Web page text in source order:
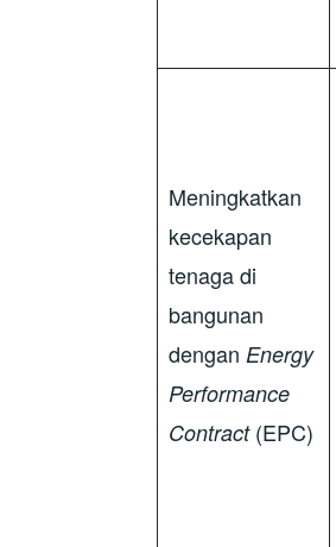
Meningkatkan
kecekapan
tenaga di
bangunan
dengan Energy
Performance
Contract(EPC)